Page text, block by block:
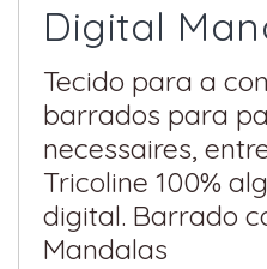
Digital
Tecido para a
barrados para
necessaires,
Tricoline 100%
digital. Barrado
Mandalas